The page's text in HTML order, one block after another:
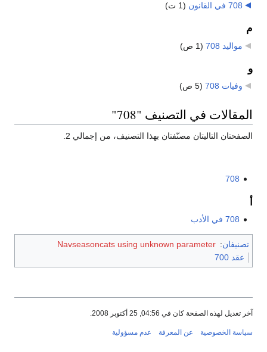
708 في القانون (1 ت)
م
مواليد 708 (1 ص)
و
وفيات 708 (5 ص)
المقالات في التصنيف "708"
الصفحتان التاليتان مصنّفتان بهذا التصنيف، من إجمالي 2.
708
708 في الأدب
تصنيفان:
Navseasoncats using unknown parameter
عقد 700
آخر تعديل لهذه الصفحة كان في 04:56, 25 أكتوبر 2008.
سياسة الخصوصية عن المعرفة عدم مسؤولية